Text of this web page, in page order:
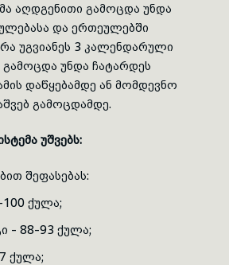
აღდგენითი გამოცდა უნდა
და ერთეულებში
უგვიანეს 3 კალენ­და­­რული
უნდა ჩატარდეს
დაწყებამდე ან მომდევნო
გამოცდამდე.
უშვებს:
შეფასებას:
ქულა;
- 88-93 ქულა;
ქულა;